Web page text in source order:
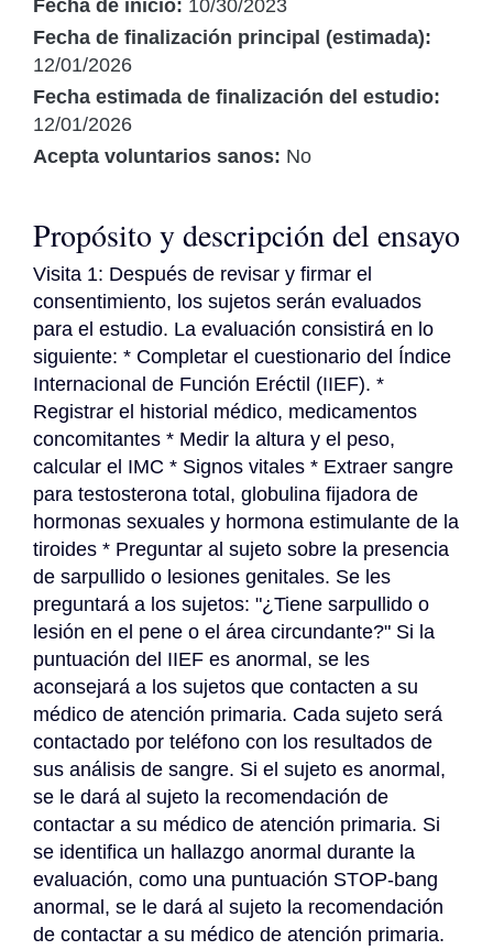
Fecha de inicio: 10/30/2023
Fecha de finalización principal (estimada):
12/01/2026
Fecha estimada de finalización del estudio:
12/01/2026
Acepta voluntarios sanos: No
Propósito y descripción del ensayo
Visita 1: Después de revisar y firmar el
consentimiento, los sujetos serán evaluados
para el estudio. La evaluación consistirá en lo
siguiente: * Completar el cuestionario del Índice
Internacional de Función Eréctil (IIEF). *
Registrar el historial médico, medicamentos
concomitantes * Medir la altura y el peso,
calcular el IMC * Signos vitales * Extraer sangre
para testosterona total, globulina fijadora de
hormonas sexuales y hormona estimulante de la
tiroides * Preguntar al sujeto sobre la presencia
de sarpullido o lesiones genitales. Se les
preguntará a los sujetos: "¿Tiene sarpullido o
lesión en el pene o el área circundante?" Si la
puntuación del IIEF es anormal, se les
aconsejará a los sujetos que contacten a su
médico de atención primaria. Cada sujeto será
contactado por teléfono con los resultados de
sus análisis de sangre. Si el sujeto es anormal,
se le dará al sujeto la recomendación de
contactar a su médico de atención primaria. Si
se identifica un hallazgo anormal durante la
evaluación, como una puntuación STOP-bang
anormal, se le dará al sujeto la recomendación
de contactar a su médico de atención primaria.